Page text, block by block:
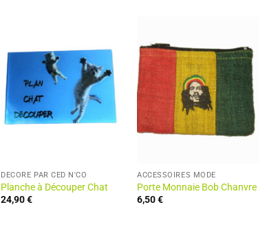
DÉCORÉ PAR CED N'CO
Planche à Découper Chat
24,90€
ACCESSOIRES MODE
Porte Monnaie Bob Chanvre
6,50€